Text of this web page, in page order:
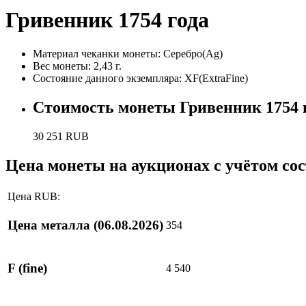
Гривенник 1754 года
Материал чеканки монеты: Серебро(Ag)
Вес монеты: 2,43 г.
Состояние данного экземпляра: XF(ExtraFine)
Стоимость монеты Гривенник 1754
30 251 RUB
Цена монеты на аукционах с учётом
Цена RUB:
Цена металла (06.08.2026) 354
F (fine) 4 540